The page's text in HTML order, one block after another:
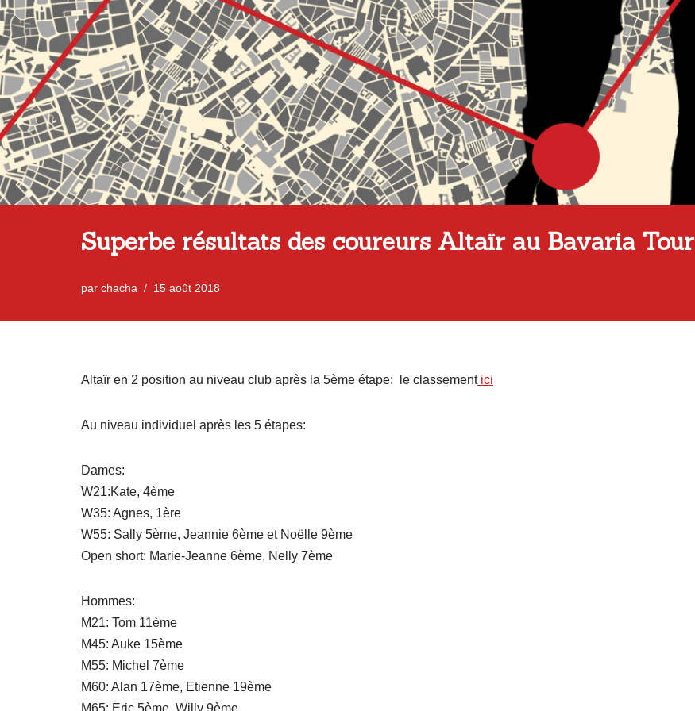
Superbe résultats des coureurs Altaïr au Bavaria Tour
par chacha 15 août 2018
Altaïr en 2 position au niveau club après la 5ème étape: le classementici
Au niveau individuel après les 5 étapes:
Dames:
W21:Kate, 4ème
W35: Agnes, 1ère
W55: Sally 5ème, Jeannie 6ème et Noëlle 9ème
Open short: Marie-Jeanne 6ème, Nelly 7ème
Hommes:
M21: Tom 11ème
M45: Auke 15ème
M55: Michel 7ème
M60: Alan 17ème, Etienne 19ème
M65: Eric 5ème, Willy 9ème